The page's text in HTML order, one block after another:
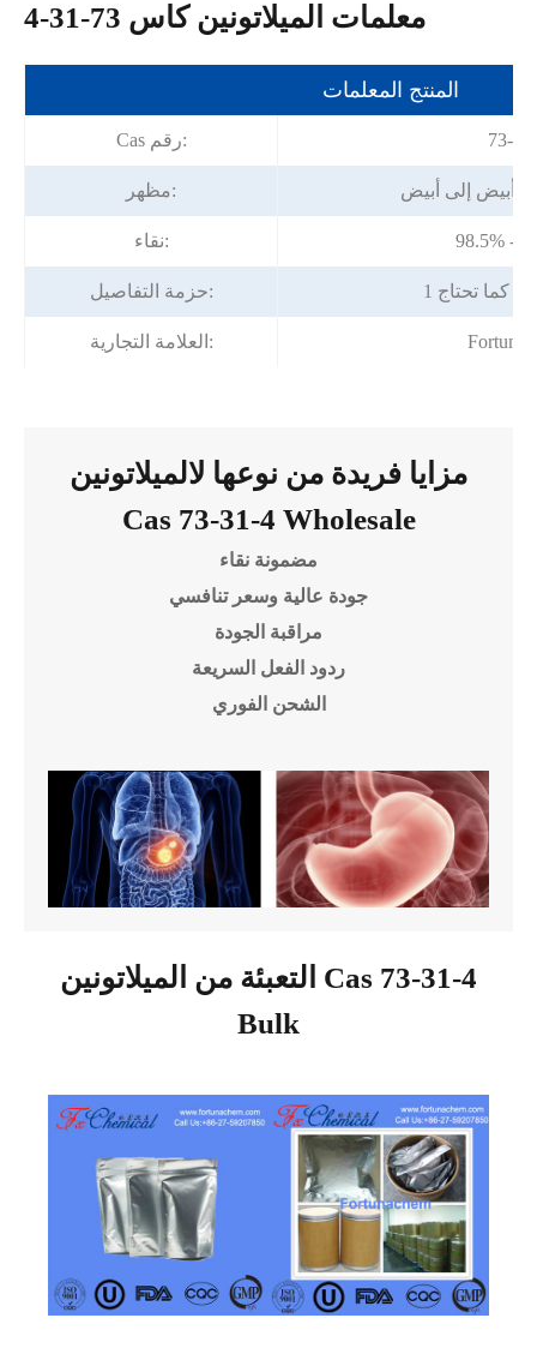
معلمات الميلاتونين كاس 73-31-4
المنتج المعلمات
Cas رقم: 73-
مظهر: أبيض إلى أبيض
نقاء: 98.5% -
حزمة التفاصيل: كما تحتاج
العلامة التجارية:
مزايا فريدة من نوعها لالميلاتونين
Cas 73-31-4 Wholesale
مضمونة نقاء
جودة عالية وسعر تنافسي
مراقبة الجودة
ردود الفعل السريعة
الشحن الفوري
التعبئة من الميلاتونين Cas 73-31-4
Bulk